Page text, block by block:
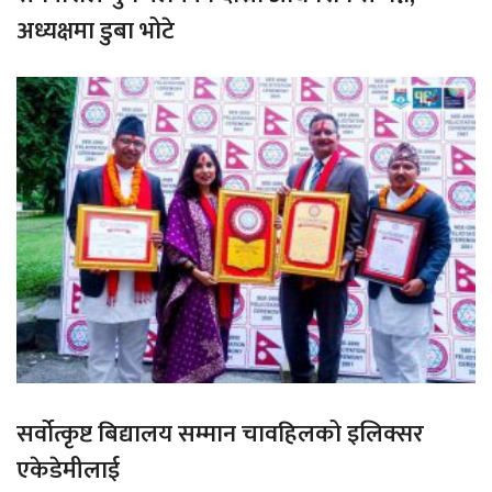
अध्यक्षमा डुबा भोटे
सर्वोत्कृष्ट बिद्यालय सम्मान चावहिलको इलिक्सर
एकेडेमीलाई